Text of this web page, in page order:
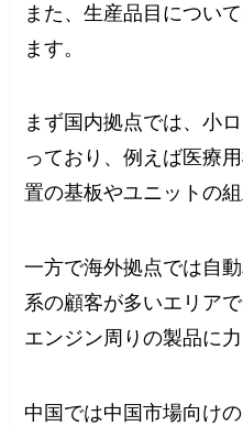
また、生産品目につい
ます。
まず国内拠点では、小
っており、例えば医療
置の基板やユニットの
一方で海外拠点では自
系の顧客が多いエリア
エンジン周りの製品に
中国では中国市場向け